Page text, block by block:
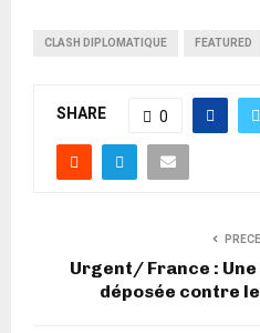
CLASH DIPLOMATIQUE FEATURED
SHARE 0
Urgent/ France :
déposée contre